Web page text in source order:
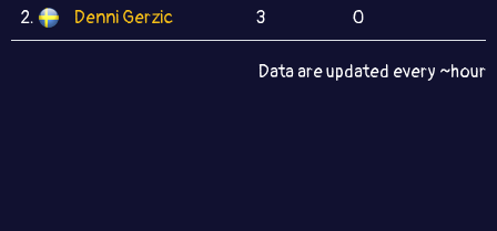
2. Denni Gerzic 3 0
Data are updated every ~hour